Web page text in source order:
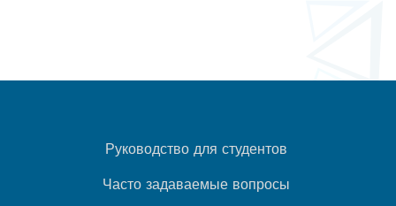
Руководство для студентов
Часто задаваемые вопросы